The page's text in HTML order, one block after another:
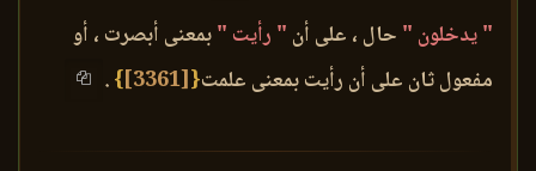
" يدخلون " حال ، على أن " رأيت "بمعنى أبصرت ، أو
مفعول ثان على أن رأيت بمعنى علمت{
[3361]
}
.